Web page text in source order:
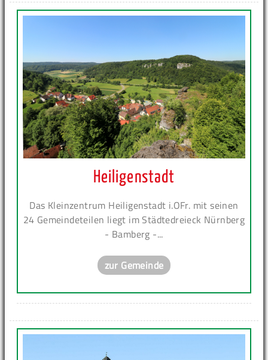
Heiligenstadt
Das Kleinzentrum Heiligenstadt i.OFr. mit seinen
24 Gemeindeteilen liegt im Städtedreieck Nürnberg
- Bamberg -...
zur Gemeinde